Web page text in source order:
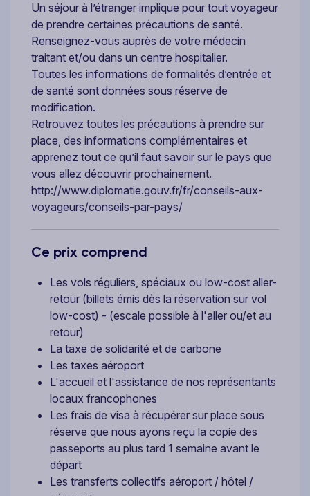
Un séjour à l’étranger implique pour tout voyageur
de prendre certaines précautions de santé.
Renseignez-vous auprès de votre médecin
traitant et/ou dans un centre hospitalier.
Toutes les informations de formalités d’entrée et
de santé sont données sous réserve de
modification.
Retrouvez toutes les précautions à prendre sur
place, des informations complémentaires et
apprenez tout ce qu’il faut savoir sur le pays que
vous allez découvrir prochainement.
http://www.diplomatie.gouv.fr/fr/conseils-aux-
voyageurs/conseils-par-pays/
Ce prix comprend
Les vols réguliers, spéciaux ou low-cost aller-
retour (billets émis dès la réservation sur vol
low-cost) - (escale possible à l'aller ou/et au
retour)
La taxe de solidarité et de carbone
Les taxes aéroport
L'accueil et l'assistance de nos représentants
locaux francophones
Les frais de visa à récupérer sur place sous
réserve que nous ayons reçu la copie des
passeports au plus tard 1 semaine avant le
départ
Les transferts collectifs aéroport / hôtel /